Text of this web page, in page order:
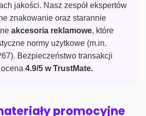
jakości. Nasz zespół ekspertów
znakowanie oraz starannie
akcesoria reklamowe, które
normy użytkowe (m.in.
Bezpieczeństwo transakcji
4.9/5 w TrustMate.
promocyjne